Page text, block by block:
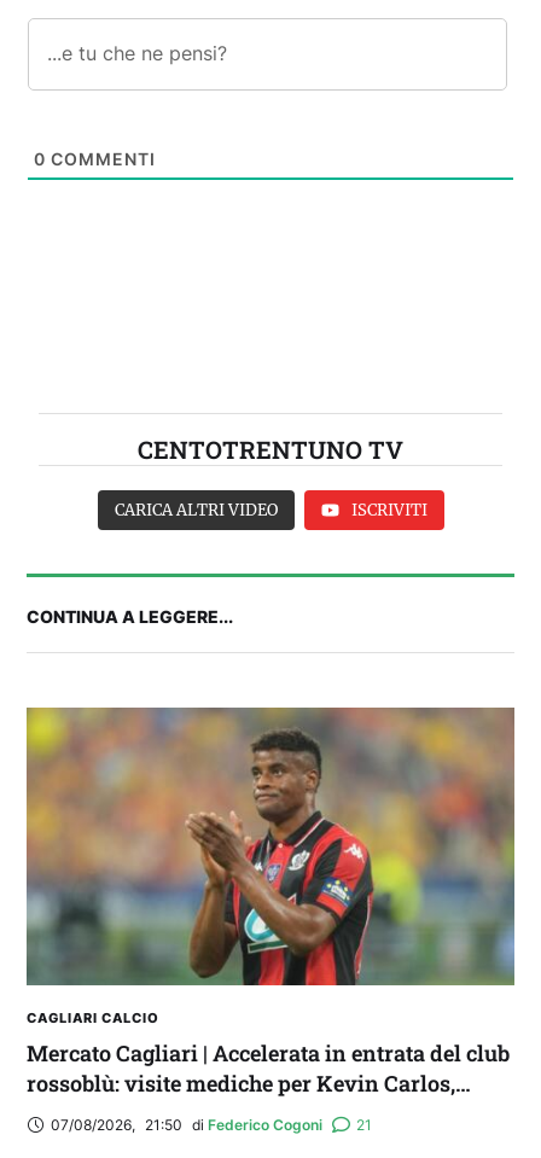
0 COMMENTI
CENTOTRENTUNO TV
FANTA 131 LIVE | La nuova stagione al
fantacalcio: le novità di Fanta 131 e chi
acquistare
CARICA ALTRI VIDEO ISCRIVITI
CONTINUA A LEGGERE...
CAGLIARI CALCIO
Mercato Cagliari | Accelerata in entrata del club
rossoblù: visite mediche per Kevin Carlos,
Maldini e Aurelio
07/08/2026, 21:50 di Federico Cogoni 21